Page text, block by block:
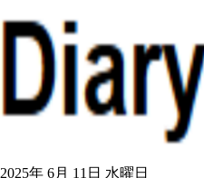
2025年 6月 11日 水曜日